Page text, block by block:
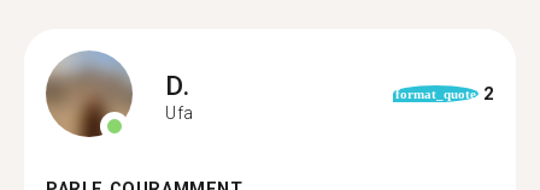
D.
Ufa
format_quote 2